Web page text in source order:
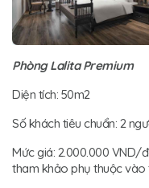
Phòng Lalita Premium
Diện tích: 50m2
Số khách tiêu chuẩn: 2
Mức giá: 2.000.000 VND/
tham khảo phụ thuộc vào